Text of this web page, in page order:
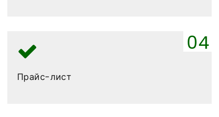
Прайс-лист